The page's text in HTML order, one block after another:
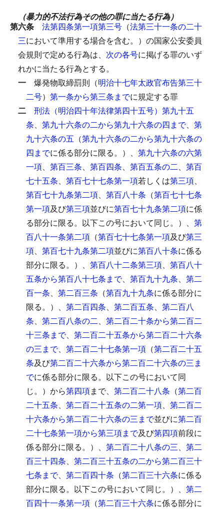
（暴力的不法行為その他の罪に当たる行為）
第六条 法第四条第一項第三号 （法第三十一条の二十
三において準用する場合を含む。）の国家公安委員
会規則で定める行為は、 次の各号に掲げる罪のいず
れかに当たる行為とする。
一 爆発物取締罰則（明治十七年太政官布告第三十
二号） 第一条から第三条までに規定する罪
二 刑法（明治四十年法律第四十五号）第九十五
条、 第九十六条の二から第九十六条の四まで、 第
九十六条の五 （第九十六条の二から第九十六条の
四までに係る部分に限る。）、 第九十六条の六第
一項、 第百三条、 第百四条、 第百五条の二、 第百
七十五条、 第百七十七条第一項若しくは第三項、
第百七十九条第二項、 第百八十条 （第百七十七条
第一項及び第三項並びに第百七十九条第二項に係
る部分に限る。以下この号において同じ。）、 第
百八十一条第二項 （第百七十七条第一項及び第三
項、 第百七十九条第二項並びに第百八十条に係る
部分に限る。）、 第百八十二条第三項、 第百八十
五条から第百八十七条まで、 第百九十九条、 第二
百一条、 第二百三条 （第百九十九条に係る部分に
限る。）、 第二百四条、 第二百五条、 第二百八
条、 第二百八条の二、 第二百二十条から第二百二
十三条まで、 第二百二十五条から第二百二十六条
の三まで、 第二百二十七条第一項 （第二百二十五
条及び第二百二十六条から第二百二十六条の三ま
でに係る部分に限る。以下この号において同
じ。）から第四項まで、 第二百二十八条 （第二百
二十五条、 第二百二十五条の二第一項、 第二百二
十六条から第二百二十六条の三まで並びに第二百
二十七条第一項から第三項まで及び第四項前段に
係る部分に限る。）、 第二百二十八条の三、 第二
百三十四条、 第二百三十五条の二から第二百三十
七条まで、 第二百四十条 （第二百三十六条に係る
部分に限る。以下この号において同じ。）、 第二
百四十一条第一項 （第二百三十六条に係る部分に